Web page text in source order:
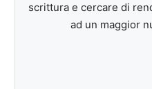
scrittura e cercare di
ad un maggior